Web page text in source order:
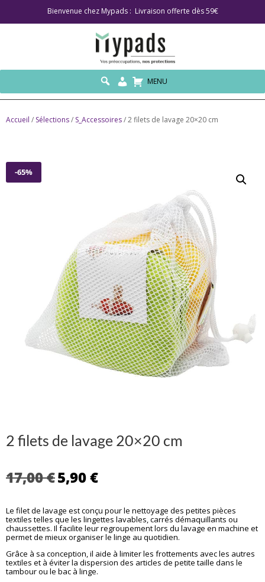
Bienvenue chez Mypads : Livraison offerte dès 59€
MENU
Accueil / Sélections/ S_Accessoires/ 2 filets de lavage 20×20 cm
-65%
2 filets de lavage 20×20 cm
17,00€ Le
prix
était :
17,00 €.
5,90€Le
prix
est :
5,90 €.
Le filet de lavage est conçu pour le nettoyage des petites pièces
textiles telles que les lingettes lavables, carrés démaquillants ou
chaussettes. Il facilite leur regroupement lors du lavage en machine et
permet de mieux organiser le linge au quotidien.
Grâce à sa conception, il aide à limiter les frottements avec les autres
textiles et à éviter la dispersion des articles de petite taille dans le
tambour ou le bac à linge.